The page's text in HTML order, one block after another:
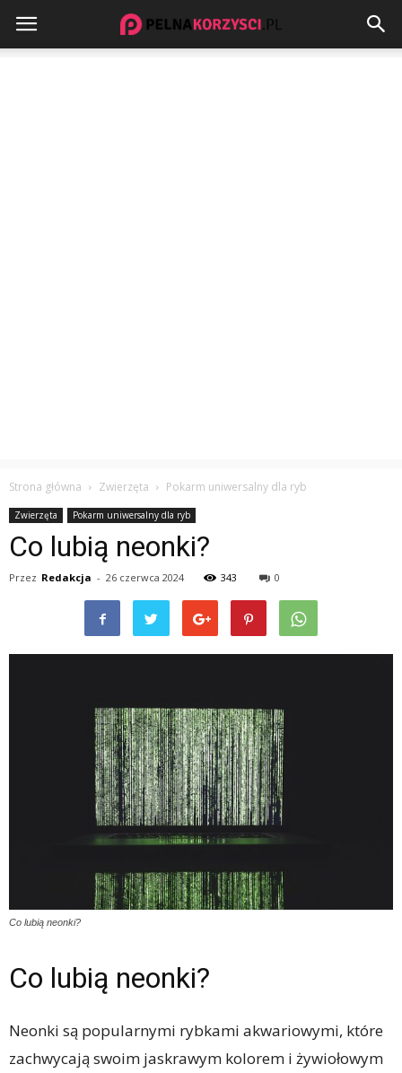
Strona główna Zwierzęta Pokarm uniwersalny dla ryb
Zwierzęta Pokarm uniwersalny dla ryb
Co lubią neonki?
Przez Redakcja - 26 czerwca 2024 343 0
Co lubią neonki?
Co lubią neonki?
Neonki są popularnymi rybkami akwariowymi, które
zachwycają swoim jaskrawym kolorem i żywiołowym